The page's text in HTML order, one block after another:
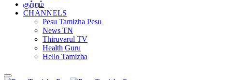
குற்றம்
CHANNELS
Pesu Tamizha Pesu
News TN
Thiruvarul TV
Health Guru
Hello Tamizha